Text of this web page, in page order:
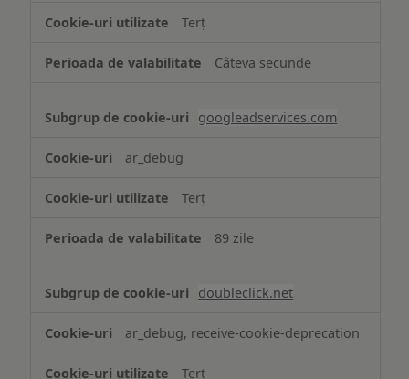
Terț
Câteva secunde
googleadservices.com
ar_debug
Terț
89 zile
doubleclick.net
ar_debug, receive-cookie-deprecation
Terț